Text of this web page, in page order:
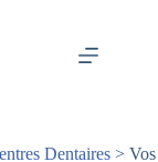
Dentaires > Vos